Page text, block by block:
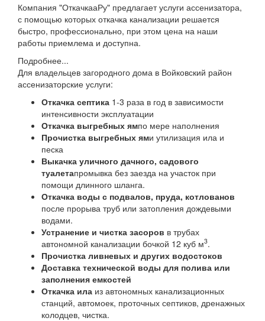
Компания "ОткачкааРу" предлагает услуги ассенизатора,
с помощью которых откачка канализации решается
быстро, профессионально, при этом цена на наши
работы приемлема и доступна.
Подробнее...
Для владельцев загородного дома в Войковский район
ассенизаторские услуги:
Откачка септика 1-3 раза в год в зависимости
интенсивности эксплуатации
Откачка выгребных ямпо мере наполнения
Прочистка выгребных ями утилизация ила и
песка
Выкачка уличного дачного, садового
туалетапромывка без заезда на участок при
помощи длинного шланга.
Откачка воды с подвалов, пруда, котлованов
после прорыва труб или затопления дождевыми
водами.
Устранение и чистка засоров в трубах
автономной канализации бочкой 12 куб м3.
Прочистка ливневых и других водостоков
Доставка технической воды для полива или
заполнения емкостей
Откачка ила из автономных канализационных
станций, автомоек, проточных септиков, дренажных
колодцев, чистка.